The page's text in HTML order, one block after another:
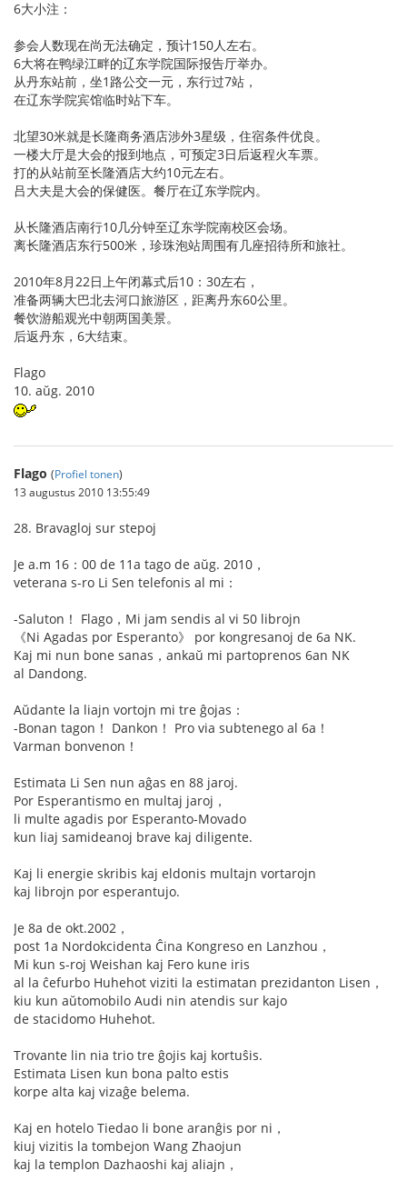
6大小注：
参会人数现在尚无法确定，预计150人左右。
6大将在鸭绿江畔的辽东学院国际报告厅举办。
从丹东站前，坐1路公交一元，东行过7站，
在辽东学院宾馆临时站下车。
北望30米就是长隆商务酒店涉外3星级，住宿条件优良。
一楼大厅是大会的报到地点，可预定3日后返程火车票。
打的从站前至长隆酒店大约10元左右。
吕大夫是大会的保健医。餐厅在辽东学院内。
从长隆酒店南行10几分钟至辽东学院南校区会场。
离长隆酒店东行500米，珍珠泡站周围有几座招待所和旅社。
2010年8月22日上午闭幕式后10：30左右，
准备两辆大巴北去河口旅游区，距离丹东60公里。
餐饮游船观光中朝两国美景。
后返丹东，6大结束。
Flago
10. aŭg. 2010
Flago (Profiel tonen)
13 augustus 2010 13:55:49
28. Bravagloj sur stepoj
Je a.m 16：00 de 11a tago de aŭg. 2010，
veterana s-ro Li Sen telefonis al mi：
-Saluton！ Flago，Mi jam sendis al vi 50 librojn
《Ni Agadas por Esperanto》 por kongresanoj de 6a NK.
Kaj mi nun bone sanas，ankaŭ mi partoprenos 6an NK
al Dandong.
Aŭdante la liajn vortojn mi tre ĝojas：
-Bonan tagon！ Dankon！ Pro via subtenego al 6a！
Varman bonvenon！
Estimata Li Sen nun aĝas en 88 jaroj.
Por Esperantismo en multaj jaroj，
li multe agadis por Esperanto-Movado
kun liaj samideanoj brave kaj diligente.
Kaj li energie skribis kaj eldonis multajn vortarojn
kaj librojn por esperantujo.
Je 8a de okt.2002，
post 1a Nordokcidenta Ĉina Kongreso en Lanzhou，
Mi kun s-roj Weishan kaj Fero kune iris
al la ĉefurbo Huhehot viziti la estimatan prezidanton Lisen，
kiu kun aŭtomobilo Audi nin atendis sur kajo
de stacidomo Huhehot.
Trovante lin nia trio tre ĝojis kaj kortuŝis.
Estimata Lisen kun bona palto estis
korpe alta kaj vizaĝe belema.
Kaj en hotelo Tiedao li bone aranĝis por ni，
kiuj vizitis la tombejon Wang Zhaojun
kaj la templon Dazhaoshi kaj aliajn，